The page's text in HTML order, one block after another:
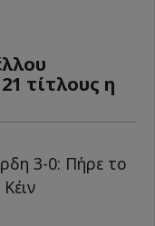
τίτλους η